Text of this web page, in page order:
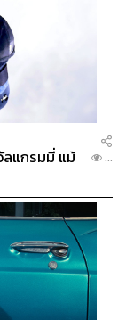
ลแกรมมี่ แม้
...